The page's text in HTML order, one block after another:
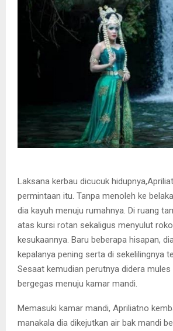
Laksana kerbau dicucuk
permintaan itu. Tanpa menoleh ke
dia kayuh menuju rumahnya. Di ruang
atas kursi rotan sekaligus menyulut
kesukaannya. Baru beberapa hisapan,
kepalanya pening serta di sekelilingnya
Sesaat kemudian perutnya didera mules
bergegas menuju kamar mandi.
Memasuki kamar mandi, Apriliatno
manakala dia dikejutkan air bak mandi